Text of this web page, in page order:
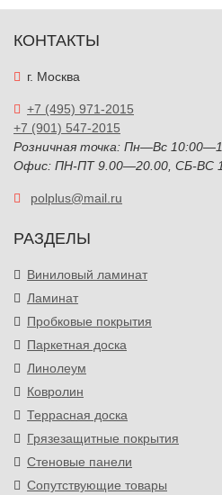
КОНТАКТЫ
г. Москва
+7 (495) 971-2015
+7 (901) 547-2015
Розничная точка: Пн—Вс
Офис: ПН-ПТ 9.00—20.00, СБ-ВС
polplus@mail.ru
РАЗДЕЛЫ
Виниловый ламинат
Ламинат
Пробковые покрытия
Паркетная доска
Линолеум
Ковролин
Террасная доска
Грязезащитные покрытия
Стеновые панели
Сопутствующие товары